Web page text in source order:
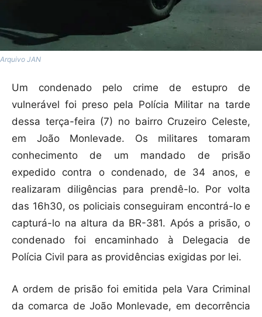
Arquivo JAN
Um condenado pelo crime de estupro de
vulnerável foi preso pela Polícia Militar na tarde
dessa terça-feira (7) no bairro Cruzeiro Celeste,
em João Monlevade. Os militares tomaram
conhecimento de um mandado de prisão
expedido contra o condenado, de 34 anos, e
realizaram diligências para prendê-lo. Por volta
das 16h30, os policiais conseguiram encontrá-lo e
capturá-lo na altura da BR-381. Após a prisão, o
condenado foi encaminhado à Delegacia de
Polícia Civil para as providências exigidas por lei.
A ordem de prisão foi emitida pela Vara Criminal
da comarca de João Monlevade, em decorrência